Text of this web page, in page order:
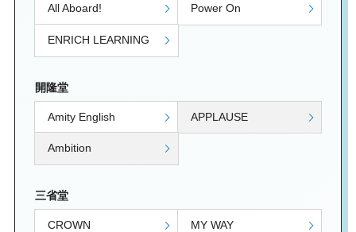
All Aboard! Power On
ENRICH LEARNING
開隆堂
Amity English APPLAUSE
Ambition
三省堂
CROWN MY WAY